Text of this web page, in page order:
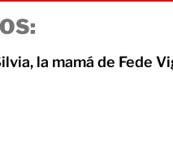
la mamá de Fede